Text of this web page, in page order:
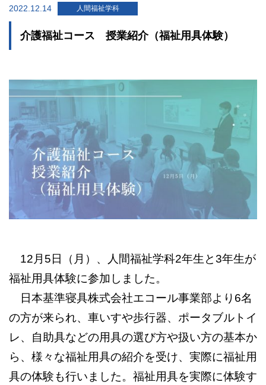
2022.12.14 人間福祉学科
介護福祉コース 授業紹介（福祉用具体験）
12月5日（月）、人間福祉学科2年生と3年生が
福祉用具体験に参加しました。
日本基準寝具株式会社エコール事業部より6名
の方が来られ、車いすや歩行器、ポータブルトイ
レ、自助具などの用具の選び方や扱い方の基本か
ら、様々な福祉用具の紹介を受け、実際に福祉用
具の体験も行いました。福祉用具を実際に体験す